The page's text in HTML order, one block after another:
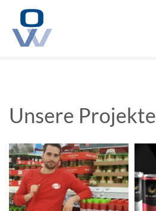
JOBS
KONTAKT
Unsere Projekte